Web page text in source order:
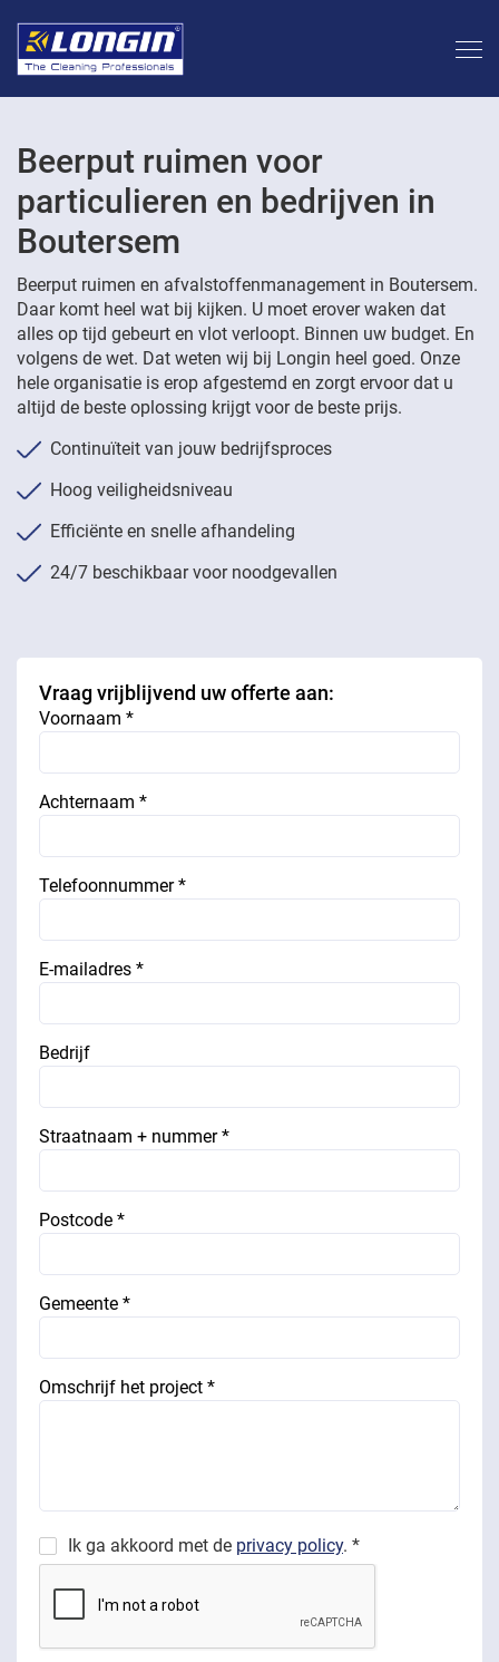
Beerput ruimen voor
particulieren en bedrijven in
Boutersem
Beerput ruimen en afvalstoffenmanagement in Boutersem.
Daar komt heel wat bij kijken. U moet erover waken dat
alles op tijd gebeurt en vlot verloopt. Binnen uw budget. En
volgens de wet. Dat weten wij bij Longin heel goed. Onze
hele organisatie is erop afgestemd en zorgt ervoor dat u
altijd de beste oplossing krijgt voor de beste prijs.
Continuïteit van jouw bedrijfsproces
Hoog veiligheidsniveau
Efficiënte en snelle afhandeling
24/7 beschikbaar voor noodgevallen
Vraag vrijblijvend uw offerte aan:
Voornaam *
Achternaam *
Telefoonnummer *
E-mailadres *
Bedrijf
Straatnaam + nummer *
Postcode *
Gemeente *
Omschrijf het project *
Ik ga akkoord met de privacy policy. *